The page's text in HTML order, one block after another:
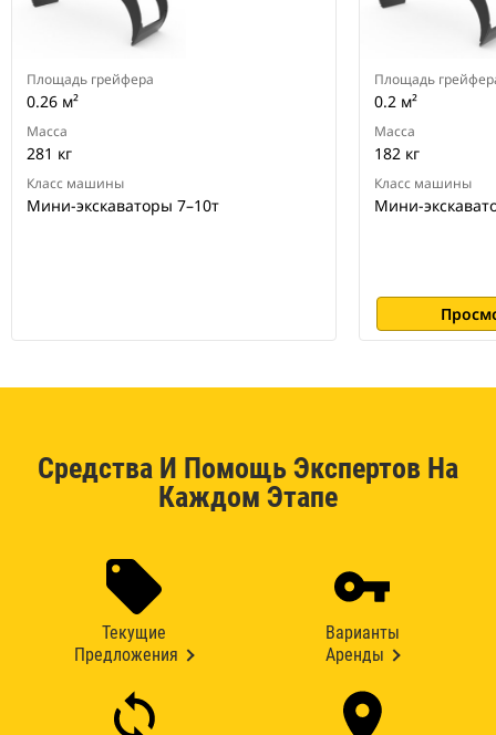
Площадь грейфера
0.26 м²
Масса
281 кг
Класс машины
Мини-экскаваторы 7–10т
Площадь
0.2 м²
Масса
182 кг
Класс машины
Мини-
Средства И Помощь Экспертов На
Каждом Этапе
Текущие
Предложения
Варианты
Аренды